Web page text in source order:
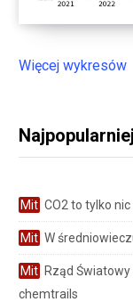
Więcej wykresów
Mit CO2 to tylko
Mit W
Mit Rząd
chemtrails